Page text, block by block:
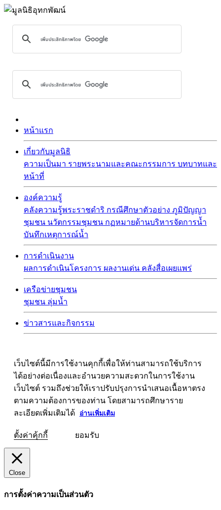
หน้าแรก
เกี่ยวกับมูลนิธิ
ความเป็นมา รายพระนามและคณะกรรมการ บทบาทและ
หน้าที่
องค์ความรู้
คลังความรู้พระราชดำริ กรณีศึกษาตัวอย่าง ภูมิปัญญา
ชุมชน นวัตกรรมชุมชน กฏหมายด้านบริหารจัดการน้ำ
บันทึกเหตุการณ์น้ำ
การดำเนินงาน
ผลการดำเนินโครงการ ผลงานเด่น คลังสื่อเผยแพร่
เครือข่ายชุมชน
ชุมชน ลุ่มน้ำ
ข่าวสารและกิจกรรม
เว็บไซต์นี้มีการใช้งานคุกกี้เพื่อให้ท่านสามารถใช้บริการ
ได้อย่างต่อเนื่องและอำนวยความสะดวกในการใช้งาน
เว็บไซต์ รวมถึงช่วยให้เราปรับปรุงการนำเสนอเนื้อหาตรง
ตามความต้องการของท่าน โดยสามารถศึกษาราย
ละเอียดเพิ่มเติมได้
อ่านเพิ่มเติม
ตั้งค่าคุ้กกี้ ยอมรับ
Close
การตั้งค่าความเป็นส่วนตัว